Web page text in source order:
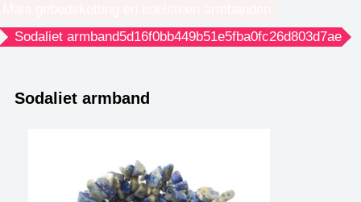
Sodaliet armband5d16f0bb449b51e5fba0fc26d803d7ae
Sodaliet armband